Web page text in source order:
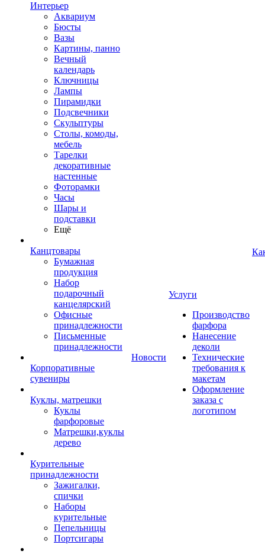
Интерьер
Аквариум
Бюсты
Вазы
Картины, панно
Вечный
календарь
Ключницы
Лампы
Пирамидки
Подсвечники
Скульптуры
Столы, комоды,
мебель
Тарелки
декоративные
настенные
Фоторамки
Часы
Шары и
подставки
Ещё
Канцтовары
Бумажная
продукция
Набор
подарочный
канцелярский
Офисные
принадлежности
Письменные
принадлежности
Корпоративные
сувениры
Куклы, матрешки
Куклы
фарфоровые
Матрешки,куклы
дерево
Курительные
принадлежности
Зажигалки,
спички
Наборы
курительные
Пепельницы
Портсигары
Новости
Услуги
Производство
фарфора
Нанесение
деколи
Технические
требования к
макетам
Оформление
заказа с
логотипом